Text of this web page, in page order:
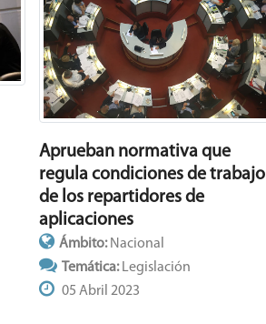
Aprueban normativa que
regula condiciones de trabajo
de los repartidores de
aplicaciones
Ámbito: Nacional
Temática: Legislación
05 Abril 2023